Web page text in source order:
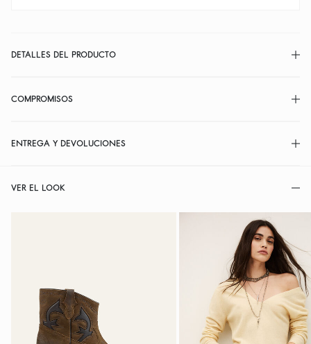
DETALLES DEL PRODUCTO
COMPROMISOS
ENTREGA Y DEVOLUCIONES
VER EL LOOK